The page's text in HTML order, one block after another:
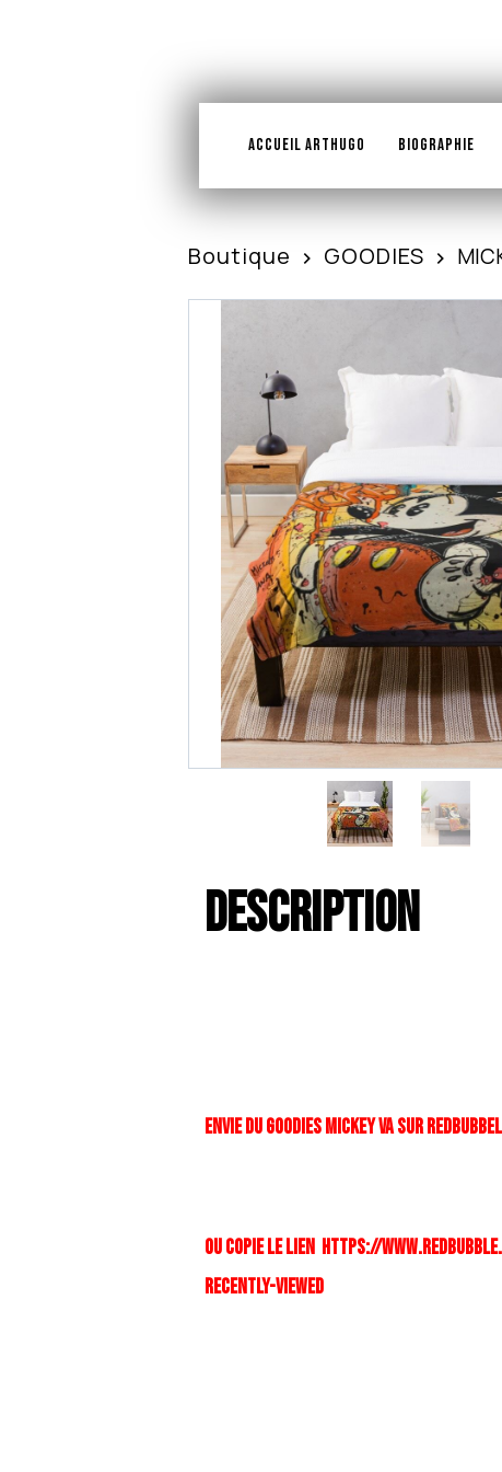
ACCUEIL ARTHUGO BIOGRAPHIE
Boutique GOODIES
Description
ENVIE DU GOODIES MICKEY VA SUR
OU COPIE LE LIEN https://
recently-viewed